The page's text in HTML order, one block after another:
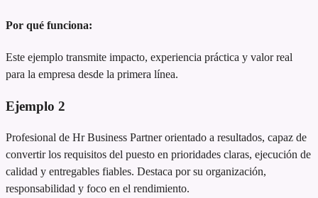
Por qué funciona:
Este ejemplo transmite impacto, experiencia práctica y valor real
para la empresa desde la primera línea.
Ejemplo 2
Profesional de Hr Business Partner orientado a resultados, capaz de
convertir los requisitos del puesto en prioridades claras, ejecución de
calidad y entregables fiables. Destaca por su organización,
responsabilidad y foco en el rendimiento.